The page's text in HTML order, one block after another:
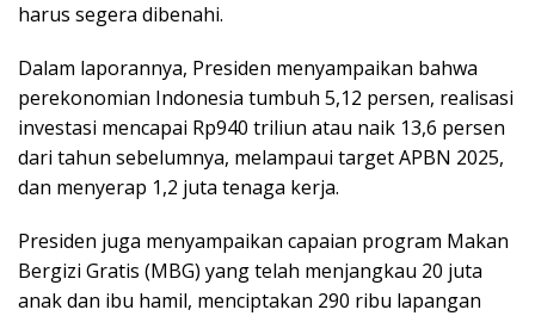
harus segera dibenahi.
Dalam laporannya, Presiden menyampaikan bahwa
perekonomian Indonesia tumbuh 5,12 persen, realisasi
investasi mencapai Rp940 triliun atau naik 13,6 persen
dari tahun sebelumnya, melampaui target APBN 2025,
dan menyerap 1,2 juta tenaga kerja.
Presiden juga menyampaikan capaian program Makan
Bergizi Gratis (MBG) yang telah menjangkau 20 juta
anak dan ibu hamil, menciptakan 290 ribu lapangan